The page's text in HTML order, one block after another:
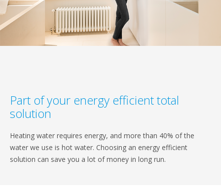
Part of your energy efficient total
solution
Heating water requires energy, and more than 40% of the
water we use is hot water. Choosing an energy efficient
solution can save you a lot of money in long run.